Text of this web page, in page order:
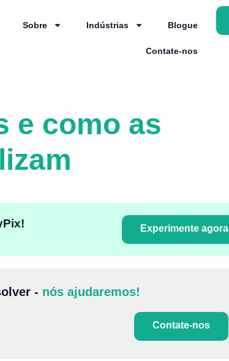
Sobre Indústrias Blogue
Contate-nos
e como as
Experimente agora
- nós ajudaremos!
Contate-nos